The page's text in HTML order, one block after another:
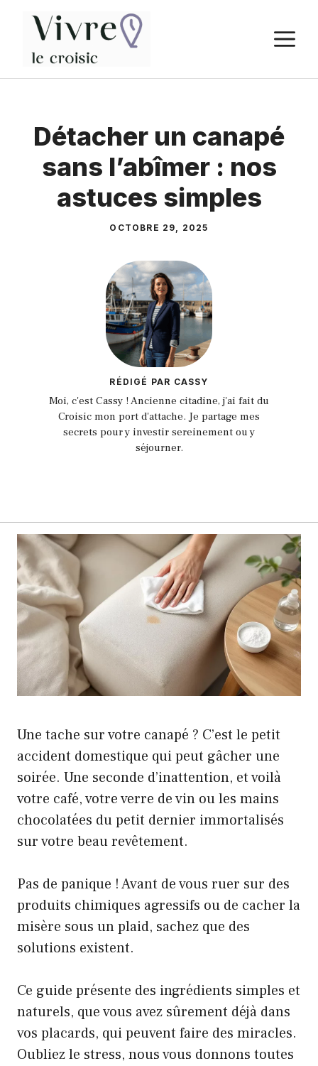
contenu
Détacher un canapé
sans l’abîmer : nos
astuces simples
OCTOBRE 29, 2025
RÉDIGÉ PAR CASSY
Moi, c'est Cassy ! Ancienne citadine, j'ai fait du
Croisic mon port d'attache. Je partage mes
secrets pour y investir sereinement ou y
séjourner.
Une tache sur votre canapé ? C’est le petit
accident domestique qui peut gâcher une
soirée. Une seconde d’inattention, et voilà
votre café, votre verre de vin ou les mains
chocolatées du petit dernier immortalisés
sur votre beau revêtement.
Pas de panique ! Avant de vous ruer sur des
produits chimiques agressifs ou de cacher la
misère sous un plaid, sachez que des
solutions existent.
Ce guide présente des ingrédients simples et
naturels, que vous avez sûrement déjà dans
vos placards, qui peuvent faire des miracles.
Oubliez le stress, nous vous donnons toutes